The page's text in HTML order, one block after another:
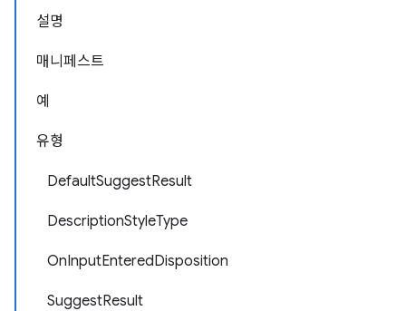
설명
매니페스트
예
유형
DefaultSuggestResult
DescriptionStyleType
OnInputEnteredDisposition
SuggestResult